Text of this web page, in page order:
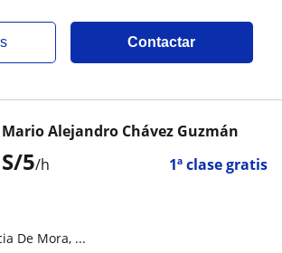
Contactar
S/5/h 1ª clase gratis
Mario Alejandro Chávez Guzmán
De Mora, ...